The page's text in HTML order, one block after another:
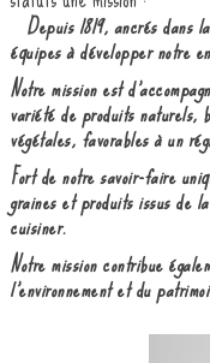
Depuis 1819, ancrés dans
équipes à développer notre
Notre mission est
variété de produits naturels,
végétales, favorables à un
Fort de notre savoir-faire
graines et produits issus de
cuisiner.
Notre mission contribue
l’environnement et du